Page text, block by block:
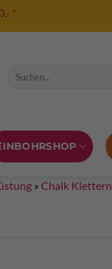
*
Suche nach:
» Chalk Klettern